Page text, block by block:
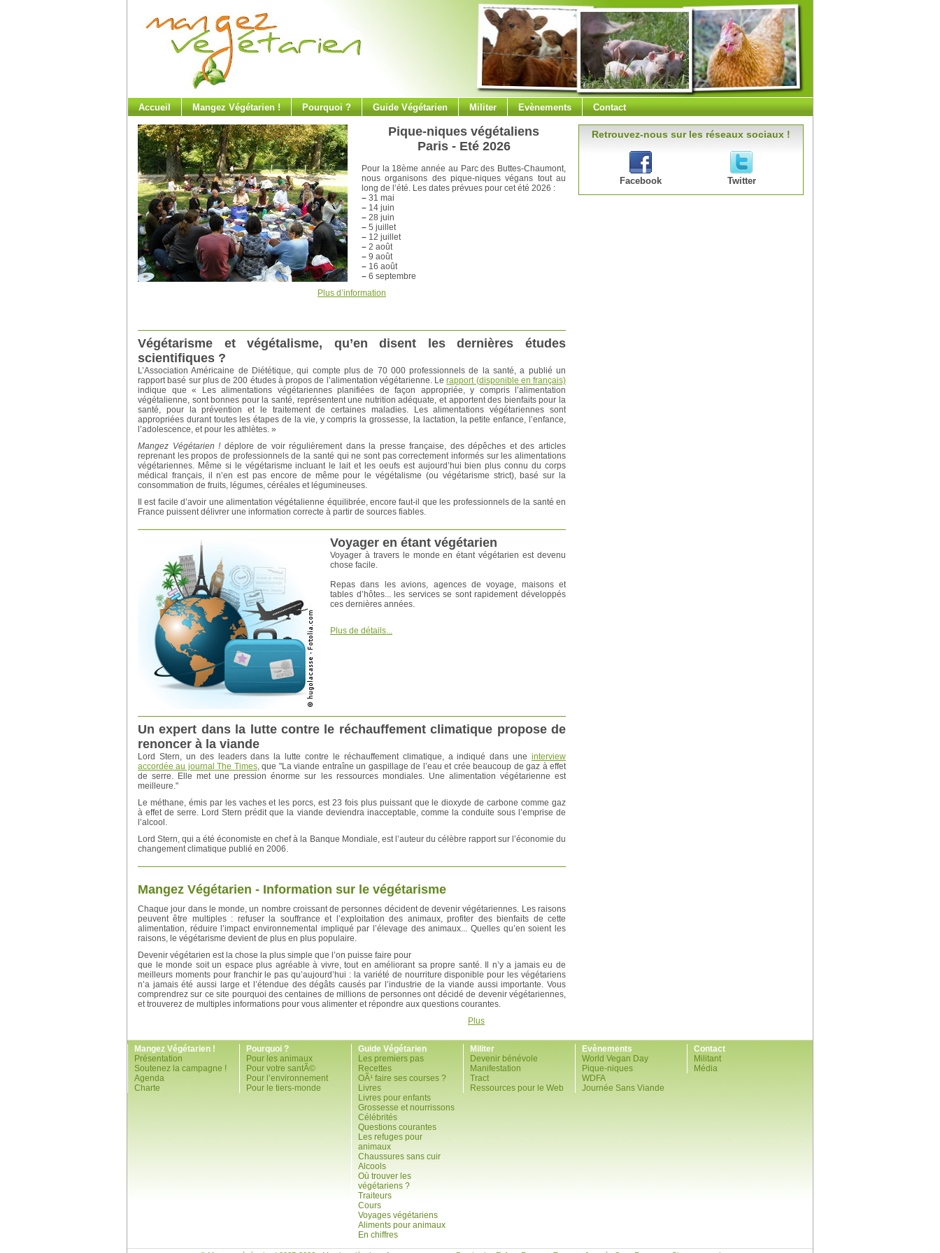
Accueil Mangez Végétarien ! Pourquoi ? Guide Végétarien Militer Evènements Contact
Pique-niques végétaliens
Paris - Eté 2026
Pour la 18ème année au Parc des Buttes-Chaumont,
nous organisons des pique-niques végans tout au
long de l’été. Les dates prévues pour cet été 2026 :
– 31 mai
– 14 juin
– 28 juin
– 5 juillet
– 12 juillet
– 2 août
– 9 août
– 16 août
– 6 septembre
Plus d’information
Végétarisme et végétalisme, qu’en disent les dernières études
scientifiques ?
L’Association Américaine de Diététique, qui compte plus de 70 000 professionnels de la santé, a publié un
rapport basé sur plus de 200 études à propos de l’alimentation végétarienne. Lerapport (disponible en français)
indique que « Les alimentations végétariennes planifiées de façon appropriée, y compris l’alimentation
végétalienne, sont bonnes pour la santé, représentent une nutrition adéquate, et apportent des bienfaits pour la
santé, pour la prévention et le traitement de certaines maladies. Les alimentations végétariennes sont
appropriées durant toutes les étapes de la vie, y compris la grossesse, la lactation, la petite enfance, l’enfance,
l’adolescence, et pour les athlètes. »
Mangez Végétarien ! déplore de voir régulièrement dans la presse française, des dépêches et des articles
reprenant les propos de professionnels de la santé qui ne sont pas correctement informés sur les alimentations
végétariennes. Même si le végétarisme incluant le lait et les oeufs est aujourd’hui bien plus connu du corps
médical français, il n’en est pas encore de même pour le végétalisme (ou végétarisme strict), basé sur la
consommation de fruits, légumes, céréales et légumineuses.
Il est facile d’avoir une alimentation végétalienne équilibrée, encore faut-il que les professionnels de la santé en
France puissent délivrer une information correcte à partir de sources fiables.
Voyager en étant végétarien
Voyager à travers le monde en étant végétarien est devenu
chose facile.
Repas dans les avions, agences de voyage, maisons et
tables d’hôtes... les services se sont rapidement développés
ces dernières années.
Plus de détails...
Un expert dans la lutte contre le réchauffement climatique propose de
renoncer à la viande
Lord Stern, un des leaders dans la lutte contre le réchauffement climatique, a indiqué dans une interview
accordée au journal The Times, que "La viande entraîne un gaspillage de l’eau et crée beaucoup de gaz à effet
de serre. Elle met une pression énorme sur les ressources mondiales. Une alimentation végétarienne est
meilleure."
Le méthane, émis par les vaches et les porcs, est 23 fois plus puissant que le dioxyde de carbone comme gaz
à effet de serre. Lord Stern prédit que la viande deviendra inacceptable, comme la conduite sous l’emprise de
l’alcool.
Lord Stern, qui a été économiste en chef à la Banque Mondiale, est l’auteur du célèbre rapport sur l’économie du
changement climatique publié en 2006.
Mangez Végétarien - Information sur le végétarisme
Chaque jour dans le monde, un nombre croissant de personnes décident de devenir végétariennes. Les raisons
peuvent être multiples : refuser la souffrance et l’exploitation des animaux, profiter des bienfaits de cette
alimentation, réduire l’impact environnemental impliqué par l’élevage des animaux... Quelles qu’en soient les
raisons, le végétarisme devient de plus en plus populaire.
Devenir végétarien est la chose la plus simple que l’on puisse faire pour
que le monde soit un espace plus agréable à vivre, tout en améliorant sa propre santé. Il n’y a jamais eu de
meilleurs moments pour franchir le pas qu’aujourd’hui : la variété de nourriture disponible pour les végétariens
n’a jamais été aussi large et l’étendue des dégâts causés par l’industrie de la viande aussi importante. Vous
comprendrez sur ce site pourquoi des centaines de millions de personnes ont décidé de devenir végétariennes,
et trouverez de multiples informations pour vous alimenter et répondre aux questions courantes.
Plus
Retrouvez-nous sur les réseaux sociaux !
Facebook Twitter
Mangez Végétarien !
Présentation
Soutenez la campagne !
Agenda
Charte
Pourquoi ?
Pour les animaux
Pour votre santÃ©
Pour l’environnement
Pour le tiers-monde
Guide Végétarien
Les premiers pas
Recettes
OÃ¹ faire ses courses ?
Livres
Livres pour enfants
Grossesse et nourrissons
Célébrités
Questions courantes
Les refuges pour
animaux
Chaussures sans cuir
Alcools
Où trouver les
végétariens ?
Traiteurs
Cours
Voyages végétariens
Aliments pour animaux
En chiffres
Militer
Devenir bénévole
Manifestation
Tract
Ressources pour le Web
Evènements
World Vegan Day
Pique-niques
WDFA
Journée Sans Viande
Contact
Militant
Média